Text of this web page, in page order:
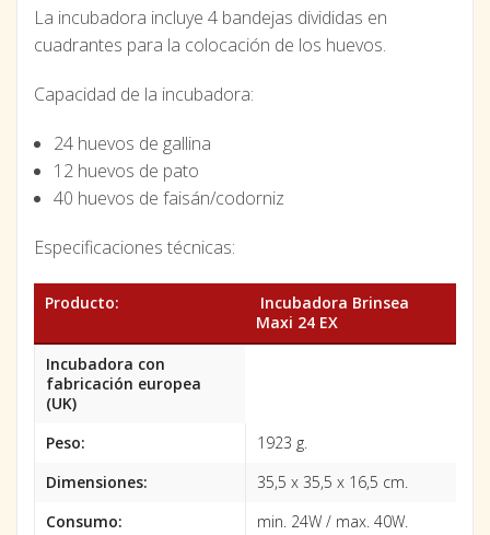
La incubadora incluye 4 bandejas divididas en
cuadrantes para la colocación de los huevos.
Capacidad de la incubadora:
24 huevos de gallina
12 huevos de pato
40 huevos de faisán/codorniz
Especificaciones técnicas:
Producto:
Incubadora Brinsea
Maxi 24 EX
Incubadora con
fabricación europea
(UK)
Peso:
1923 g.
Dimensiones:
35,5 x 35,5 x 16,5 cm.
Consumo:
min. 24W / max. 40W.